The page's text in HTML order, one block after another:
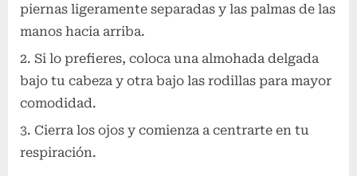
piernas ligeramente separadas y las palmas de las
manos hacia arriba.
Si lo prefieres, coloca una almohada delgada
bajo tu cabeza y otra bajo las rodillas para mayor
comodidad.
Cierra los ojos y comienza a centrarte en tu
respiración.